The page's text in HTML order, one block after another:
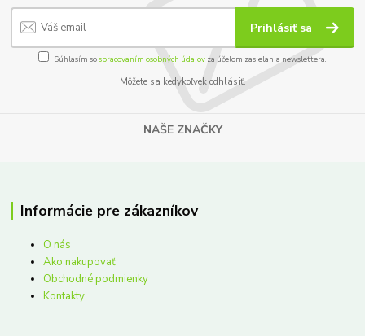
Prihlásiť sa
Súhlasím sospracovaním osobných údajov za účelom zasielania newslettera.
Môžete sa kedykoľvek odhlásiť.
NAŠE ZNAČKY
Informácie pre zákazníkov
O nás
Ako nakupovať
Obchodné podmienky
Kontakty